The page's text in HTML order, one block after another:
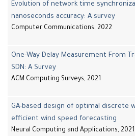
Evolution of network time
nanoseconds accuracy: A survey
Computer Communications, 2022
One-Way Delay Measurement From
SDN: A Survey
ACM Computing Surveys, 2021
GA-based design of optimal discrete
efficient wind speed forecasting
Neural Computing and Applications, 2021